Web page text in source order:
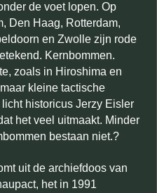
de voet lopen. Op
Den Haag, Rotterdam,
en Zwolle zijn rode
Kernbommen.
zoals in Hiroshima en
kleine tactische
licht historicus Jerzy Eisler
het veel uitmaakt. Minder
bestaan niet.?
uit de archiefdoos van
het in 1991